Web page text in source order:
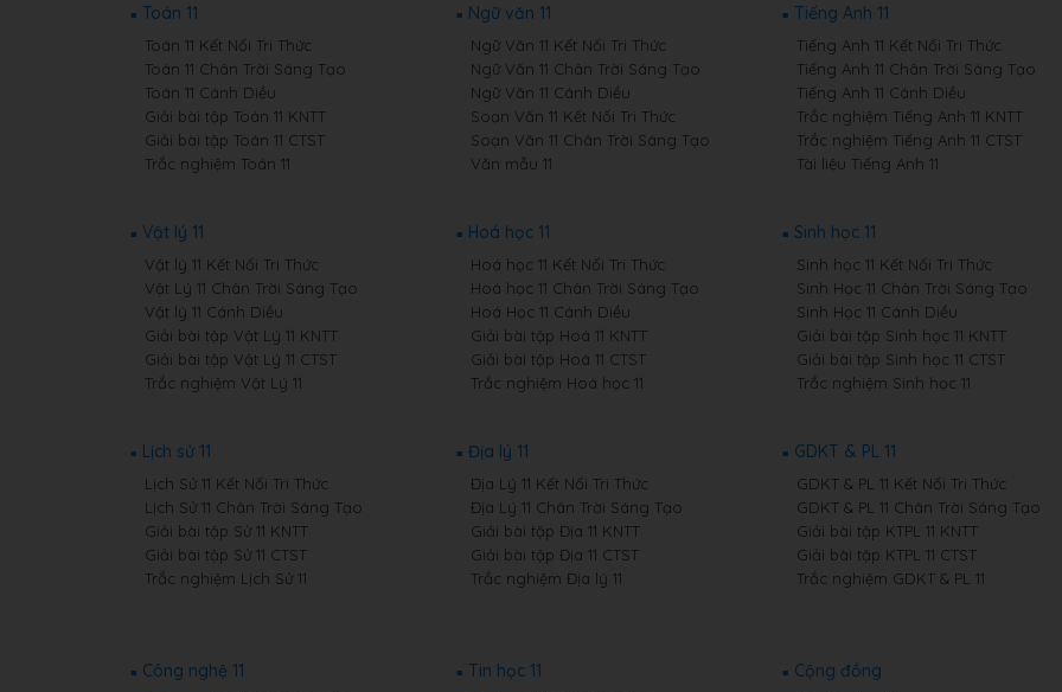
Toán 11
Toán 11 Kết Nối Tri Thức
Toán 11 Chân Trời Sáng Tạo
Toán 11 Cánh Diều
Giải bài tập Toán 11 KNTT
Giải bài tập Toán 11 CTST
Trắc nghiệm Toán 11
Ngữ văn 11
Ngữ Văn 11 Kết Nối Tri Thức
Ngữ Văn 11 Chân Trời Sáng Tạo
Ngữ Văn 11 Cánh Diều
Soạn Văn 11 Kết Nối Tri Thức
Soạn Văn 11 Chân Trời Sáng Tạo
Văn mẫu 11
Tiếng Anh 11
Tiếng Anh 11 Kết Nối Tri Thức
Tiếng Anh 11 Chân Trời Sáng Tạo
Tiếng Anh 11 Cánh Diều
Trắc nghiệm Tiếng Anh 11 KNTT
Trắc nghiệm Tiếng Anh 11 CTST
Tài liệu Tiếng Anh 11
Vật lý 11
Vật lý 11 Kết Nối Tri Thức
Vật Lý 11 Chân Trời Sáng Tạo
Vật lý 11 Cánh Diều
Giải bài tập Vật Lý 11 KNTT
Giải bài tập Vật Lý 11 CTST
Trắc nghiệm Vật Lý 11
Hoá học 11
Hoá học 11 Kết Nối Tri Thức
Hoá học 11 Chân Trời Sáng Tạo
Hoá Học 11 Cánh Diều
Giải bài tập Hoá 11 KNTT
Giải bài tập Hoá 11 CTST
Trắc nghiệm Hoá học 11
Sinh học 11
Sinh học 11 Kết Nối Tri Thức
Sinh Học 11 Chân Trời Sáng Tạo
Sinh Học 11 Cánh Diều
Giải bài tập Sinh học 11 KNTT
Giải bài tập Sinh học 11 CTST
Trắc nghiệm Sinh học 11
Lịch sử 11
Lịch Sử 11 Kết Nối Tri Thức
Lịch Sử 11 Chân Trời Sáng Tạo
Giải bài tập Sử 11 KNTT
Giải bài tập Sử 11 CTST
Trắc nghiệm Lịch Sử 11
Địa lý 11
Địa Lý 11 Kết Nối Tri Thức
Địa Lý 11 Chân Trời Sáng Tạo
Giải bài tập Địa 11 KNTT
Giải bài tập Địa 11 CTST
Trắc nghiệm Địa lý 11
GDKT & PL 11
GDKT & PL 11 Kết Nối Tri Thức
GDKT & PL 11 Chân Trời Sáng Tạo
Giải bài tập KTPL 11 KNTT
Giải bài tập KTPL 11 CTST
Trắc nghiệm GDKT & PL 11
Công nghệ 11 Tin học 11 Cộng đồng